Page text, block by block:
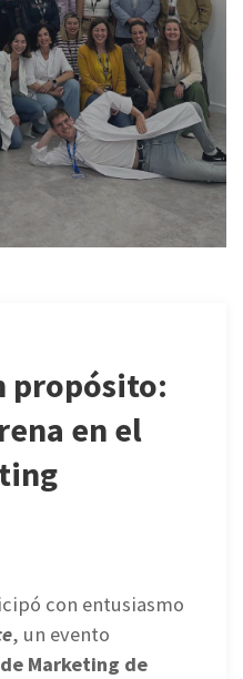
propósito:
en el
con entusiasmo
, un evento
Marketing de